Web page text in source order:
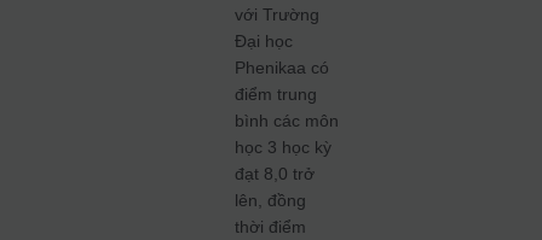
với Trường
Đại học
Phenikaa có
điểm trung
bình các môn
học 3 học kỳ
đạt 8,0 trở
lên, đồng
thời điểm